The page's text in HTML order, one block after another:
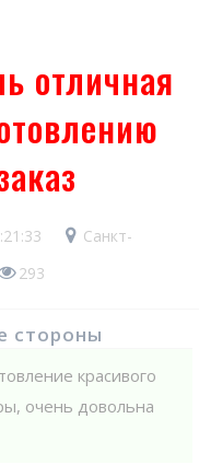
отличная
Санкт-
293
стороны
красивого
очень довольна